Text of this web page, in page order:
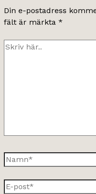
Din e-postadress
fält är märkta *
Skriv
Namn*
E-